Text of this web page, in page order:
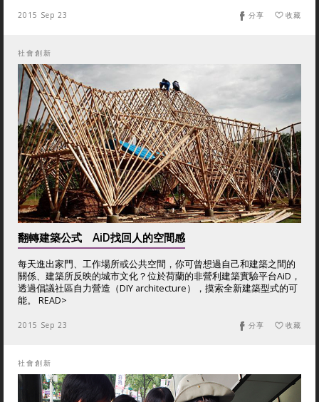
2015 Sep 23 收藏
分享
社會創新
翻轉建築公式 AiD找回人的空間感
每天進出家門、工作場所或公共空間，你可曾想過自己和建築之間的
關係、建築所反映的城市文化？位於荷蘭的非營利建築實驗平台AiD，
透過倡議社區自力營造（DIY architecture），摸索全新建築型式的可
能。 READ>
2015 Sep 23 收藏
分享
社會創新